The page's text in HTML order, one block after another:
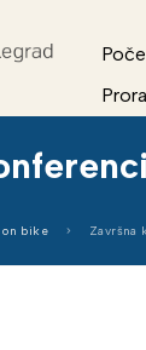
on bike Završna